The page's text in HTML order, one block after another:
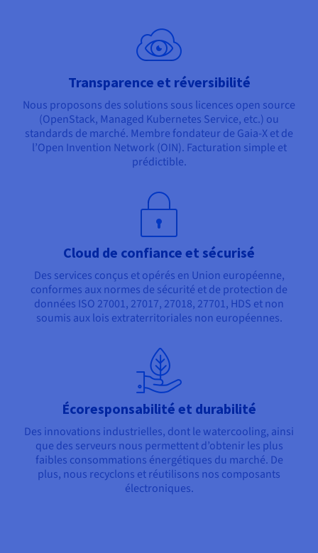
Transparence et réversibilité
Nous proposons des solutions sous licences open source
(OpenStack, Managed Kubernetes Service, etc.) ou
standards de marché. Membre fondateur de Gaia-X et de
l’Open Invention Network (OIN). Facturation simple et
prédictible.
Cloud de confiance et sécurisé
Des services conçus et opérés en Union européenne,
conformes aux normes de sécurité et de protection de
données ISO 27001, 27017, 27018, 27701, HDS et non
soumis aux lois extraterritoriales non européennes.
Écoresponsabilité et durabilité
Des innovations industrielles, dont le watercooling, ainsi
que des serveurs nous permettent d’obtenir les plus
faibles consommations énergétiques du marché. De
plus, nous recyclons et réutilisons nos composants
électroniques.